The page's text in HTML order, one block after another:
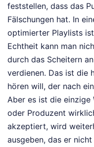
feststellen, dass das
Fälschungen hat. In
optimierter Playlists
Echtheit kann man
durch das Scheitern
verdienen. Das ist die
hören will, der nach
Aber es ist die einzige
oder Produzent
akzeptiert, wird
ausgeben, das er